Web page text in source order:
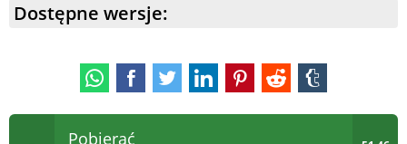
Dostępne wersje:
Pobierać